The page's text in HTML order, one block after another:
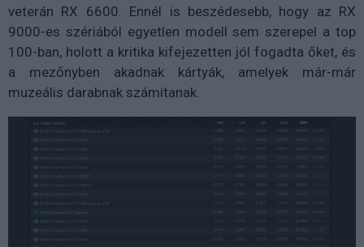
veterán RX 6600. Ennél is beszédesebb, hogy az RX
9000-es szériából egyetlen modell sem szerepel a top
100-ban, holott a kritika kifejezetten jól fogadta őket, és
a mezőnyben akadnak kártyák, amelyek már-már
muzeális darabnak számítanak.